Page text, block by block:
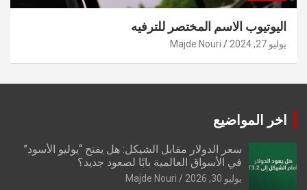
اليوتيوب الاسم المختصر للترفيه
يوليو 27, 2024 Majde Nouri
اخر المواضيع
سعر الدولار مقابل الشيكل: هل يفتح “يوليو الأسود”
في الأسواق العالمية بابًا لصعود جديد؟
يوليو 30, 2026 Majde Nouri